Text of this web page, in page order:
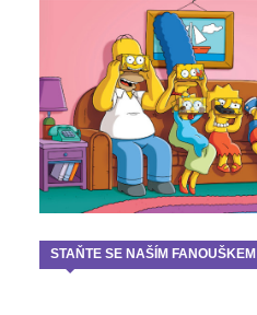
STAŇTE SE NAŠÍM FANOUŠKEM